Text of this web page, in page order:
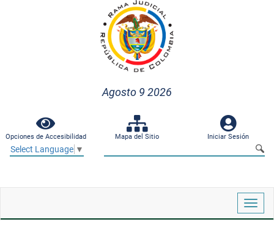
Agosto 9 2026
Opciones de Accesibilidad Mapa del Sitio Iniciar Sesión
Select Language ▼